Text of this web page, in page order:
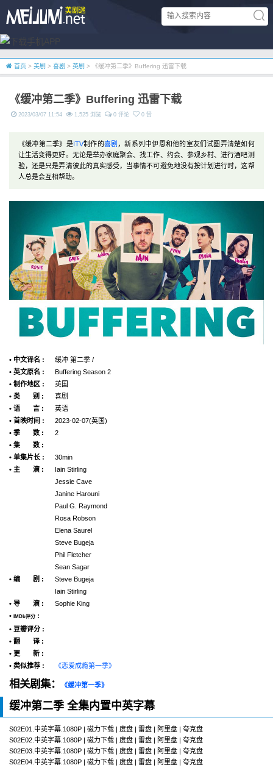
首页 > 美剧 > 喜剧 > 英剧 > 《缓冲第二季》Buffering 迅雷下载
《缓冲第二季》Buffering 迅雷下载
2023/03/07 11:54 1,525 浏览 0 评论 0 赞
《缓冲第二季》是ITV制作的喜剧 ，新系列中伊恩和他的室友们试图弄清楚如何
让生活变得更好。无论是举办家庭聚会、找工作、约会、参观乡村、进行酒吧测
验，还是只是弄清彼此的真实感受，当事情不可避免地没有按计划进行时，这帮
人总是会互相帮助。
• 中文译名 :
缓冲 第二季 /
• 英文原名 :
Buffering Season 2
• 制作地区 :
英国
• 类 别 :
喜剧
• 语 言 :
英语
• 首映时间 :
2023-02-07(英国)
• 季 数 :
2
• 集 数 :
• 单集片长 :
30min
• 主 演 :
Iain Stirling
Jessie Cave
Janine Harouni
Paul G. Raymond
Rosa Robson
Elena Saurel
Steve Bugeja
Phil Fletcher
Sean Sagar
• 编 剧 :
Steve Bugeja
Iain Stirling
• 导 演 :
Sophie King
•
IMDb评分 :
• 豆瓣评分 :
• 翻 译 :
• 更 新 :
• 类似推荐 :
《恋爱成瘾第一季》
相关剧集： 《缓冲第一季》
缓冲第二季 全集内置中英字幕
S02E01.中英字幕.1080P | 磁力下载 | 度盘 | 雷盘 | 阿里盘 | 夸克盘
S02E02.中英字幕.1080P | 磁力下载 | 度盘 | 雷盘 | 阿里盘 | 夸克盘
S02E03.中英字幕.1080P | 磁力下载 | 度盘 | 雷盘 | 阿里盘 | 夸克盘
S02E04.中英字幕.1080P | 磁力下载 | 度盘 | 雷盘 | 阿里盘 | 夸克盘